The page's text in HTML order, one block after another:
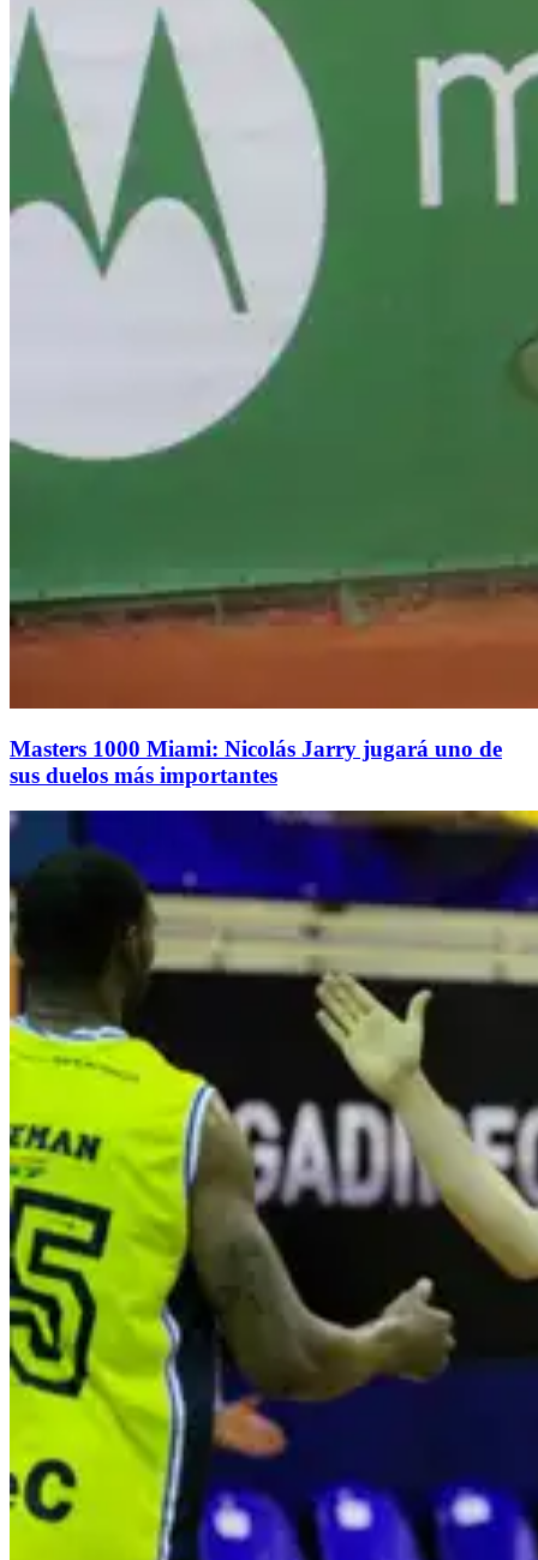
Masters 1000 Miami: Nicolás Jarry jugará uno de
sus duelos más importantes